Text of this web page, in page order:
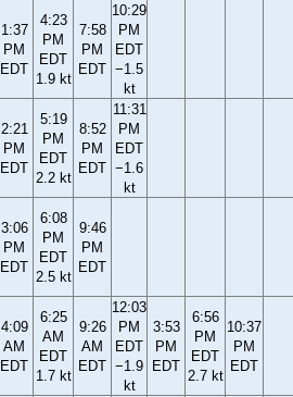
1:37
PM
EDT
4:23
PM
EDT
1.9 kt
7:58
PM
EDT
10:29
PM
EDT
−1.5
kt
2:21
PM
EDT
5:19
PM
EDT
2.2 kt
8:52
PM
EDT
11:31
PM
EDT
−1.6
kt
3:06
PM
EDT
6:08
PM
EDT
2.5 kt
9:46
PM
EDT
4:09
AM
EDT
6:25
AM
EDT
1.7 kt
9:26
AM
EDT
12:03
PM
EDT
−1.9
kt
3:53
PM
EDT
6:56
PM
EDT
2.7 kt
10:37
PM
EDT